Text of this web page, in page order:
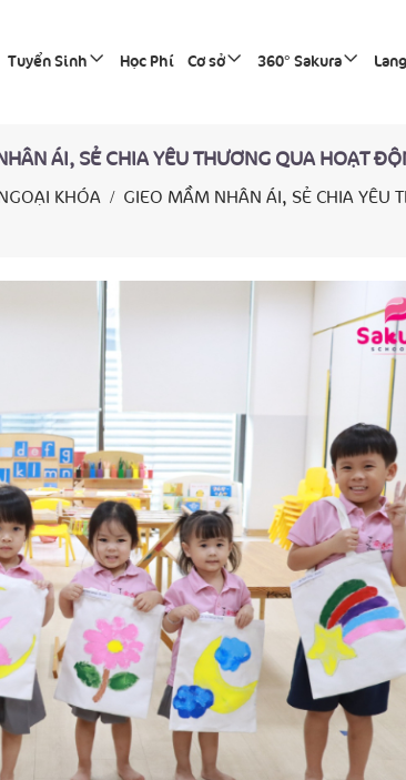
Tuyển Sinh Học Phí Cơ sở 360° Sakura
ÁI, SẺ CHIA YÊU THƯƠNG QUA HOẠT
KHÓA GIEO MẦM NHÂN ÁI, SẺ CHIA YÊU